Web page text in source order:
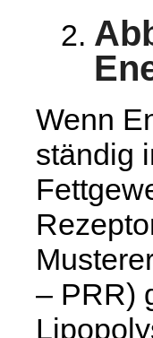
Wenn
ständig
– PRR)